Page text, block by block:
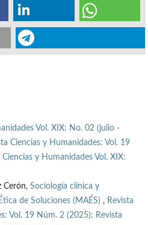
Vol. XIX: No. 02 (julio -
Ciencias y Humanidades: Vol. 19
y Humanidades Vol. XIX:
Cerón, Sociología clínica y
de Soluciones (MAÉS) , Revista
Vol. 19 Núm. 2 (2025): Revista